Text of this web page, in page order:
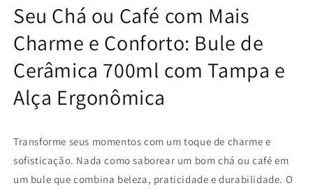
Cerâmica
700ml
com
Tampa
e
Ergonômica
para
ou
Café
Cerâmica
700ml
com
Tampa
e
Ergonômica
ou
Café
Seu Chá ou Café com Mais
Charme e Conforto: Bule de
Cerâmica 700ml com Tampa e
Alça Ergonômica
Transforme seus momentos com um toque de charme e
sofisticação. Nada como saborear um bom chá ou café em
um bule que combina beleza, praticidade e durabilidade. O